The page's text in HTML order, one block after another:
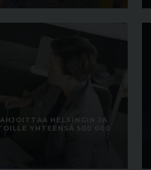
HELSINGIN JA
YHTEENSÄ 500 000